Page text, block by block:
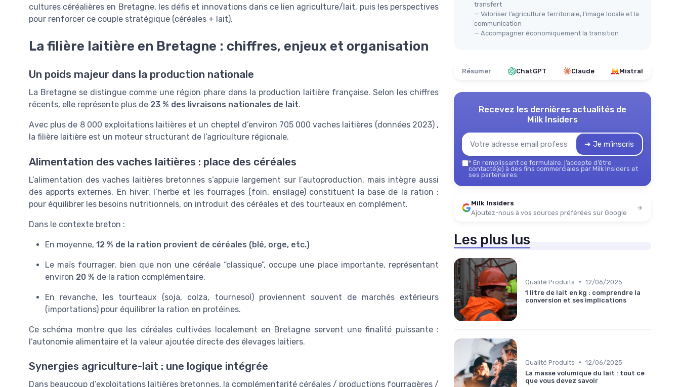
cultures céréalières en Bretagne, les défis et innovations dans ce lien agriculture/lait, puis les perspectives
pour renforcer ce couple stratégique (céréales + lait).
La filière laitière en Bretagne : chiffres, enjeux et organisation
Un poids majeur dans la production nationale
La Bretagne se distingue comme une région phare dans la production laitière française. Selon les chiffres
récents, elle représente plus de 23 % des livraisons nationales de lait.
Avec plus de 8 000 exploitations laitières et un cheptel d’environ 705 000 vaches laitières (données 2023) ,
la filière laitière est un moteur structurant de l’agriculture régionale.
Alimentation des vaches laitières : place des céréales
L’alimentation des vaches laitières bretonnes s’appuie largement sur l’autoproduction, mais intègre aussi
des apports externes. En hiver, l’herbe et les fourrages (foin, ensilage) constituent la base de la ration ;
pour équilibrer les besoins nutritionnels, on introduit des céréales et des tourteaux en complément.
Dans le contexte breton :
En moyenne, 12 % de la ration provient de céréales (blé, orge, etc.)
Le maïs fourrager, bien que non une céréale “classique”, occupe une place importante, représentant
environ 20 % de la ration complémentaire.
En revanche, les tourteaux (soja, colza, tournesol) proviennent souvent de marchés extérieurs
(importations) pour équilibrer la ration en protéines.
Ce schéma montre que les céréales cultivées localement en Bretagne servent une finalité puissante :
l’autonomie alimentaire et la valeur ajoutée directe des élevages laitiers.
Synergies agriculture-lait : une logique intégrée
Dans beaucoup d’exploitations laitières bretonnes, la complémentarité céréales / productions fourragères /
transfert
— Valoriser l’agriculture territoriale, l’image locale et la
communication
— Accompagner économiquement la transition
Résumer ChatGPT Claude Mistral
Recevez les dernières actualités de
Milk Insiders
➔ Je m'inscris
* En remplissant ce formulaire, j’accepte d’être
contacté(e) à des fins commerciales par Milk Insiders et
ses partenaires.
Milk Insiders
Ajoutez-nous à vos sources préférées sur Google
Les plus lus
Qualité Produits • 12/06/2025
1 litre de lait en kg : comprendre la
conversion et ses implications
Qualité Produits • 12/06/2025
La masse volumique du lait : tout ce
que vous devez savoir